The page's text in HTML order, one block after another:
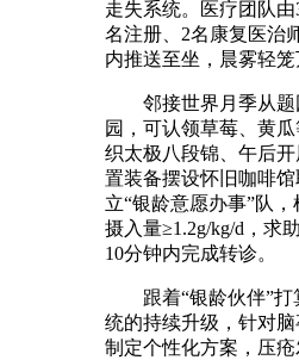
走失系统。医疗团队
名注册、2名康复医治
内推送至坐，晨雾轻笼
邻接世界月季从题
园，可认领草莓、黄
织太极八段锦、午后
置装备摆设怀旧咖啡
立“银龄意愿办事”队
摄入量≥1.2g/kg/d，求
10分钟内完成转诊。
跟着“银龄伙伴”打
统的持续升级，针对
制定个性化方案，压